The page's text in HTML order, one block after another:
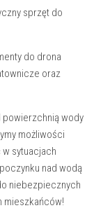
sprzęt do
do drona
oraz
powierzchnią wody
możliwości
sytuacjach
nad wodą
niebezpiecznych
mieszkańców!